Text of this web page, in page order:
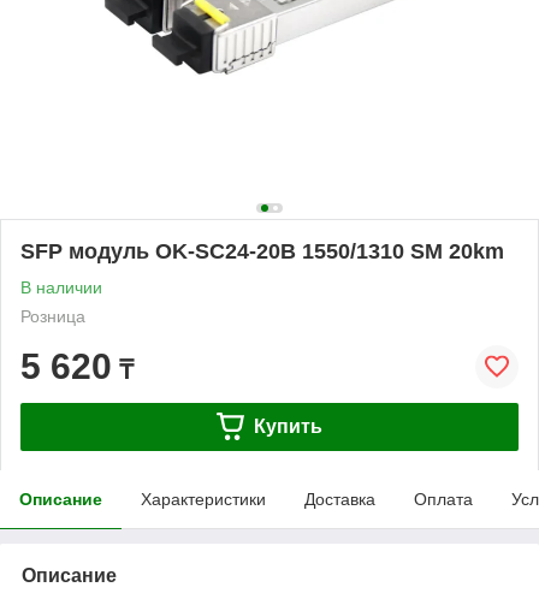
SFP модуль OK-SC24-20B 1550/1310 SM 20km
В наличии
Розница
5 620 ₸
Купить
Описание Характеристики Доставка Оплата
Описание